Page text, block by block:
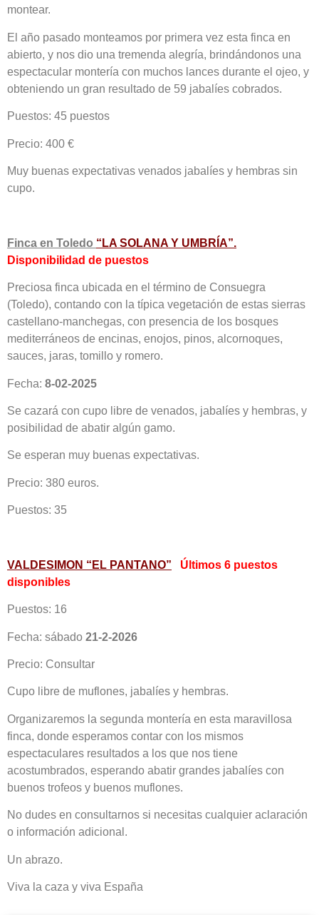
montear.
El año pasado monteamos por primera vez esta finca en
abierto, y nos dio una tremenda alegría, brindándonos una
espectacular montería con muchos lances durante el ojeo, y
obteniendo un gran resultado de 59 jabalíes cobrados.
Puestos: 45 puestos
Precio: 400 €
Muy buenas expectativas venados jabalíes y hembras sin
cupo.
Finca en Toledo “LA SOLANA Y UMBRÍA”.
Disponibilidad de puestos
Preciosa finca ubicada en el término de Consuegra
(Toledo), contando con la típica vegetación de estas sierras
castellano-manchegas, con presencia de los bosques
mediterráneos de encinas, enojos, pinos, alcornoques,
sauces, jaras, tomillo y romero.
Fecha: 8-02-2025
Se cazará con cupo libre de venados, jabalíes y hembras, y
posibilidad de abatir algún gamo.
Se esperan muy buenas expectativas.
Precio: 380 euros.
Puestos: 35
VALDESIMON “EL PANTANO”
Últimos 6 puestos
disponibles
Puestos: 16
Fecha: sábado 21-2-2026
Precio: Consultar
Cupo libre de muflones, jabalíes y hembras.
Organizaremos la segunda montería en esta maravillosa
finca, donde esperamos contar con los mismos
espectaculares resultados a los que nos tiene
acostumbrados, esperando abatir grandes jabalíes con
buenos trofeos y buenos muflones.
No dudes en consultarnos si necesitas cualquier aclaración
o información adicional.
Un abrazo.
Viva la caza y viva España